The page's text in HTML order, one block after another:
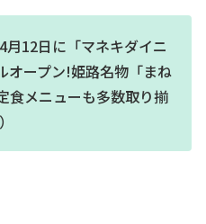
12日に「マネキダイニ
オープン!姫路名物「まね
食メニューも多数取り揃